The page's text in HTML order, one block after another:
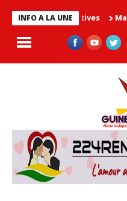
INFO A LA UNEMaire de